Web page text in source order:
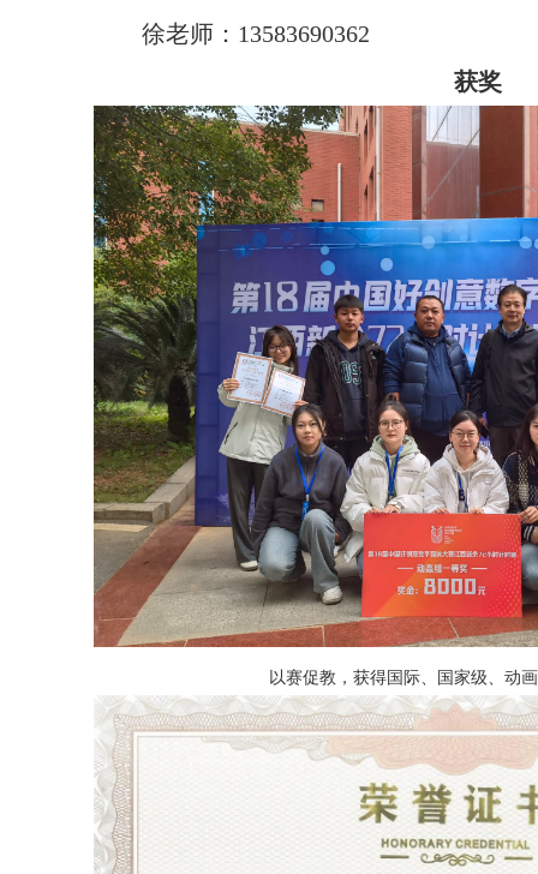
徐老师：13583690362
获奖
以赛促教，获得国际、国家级、动